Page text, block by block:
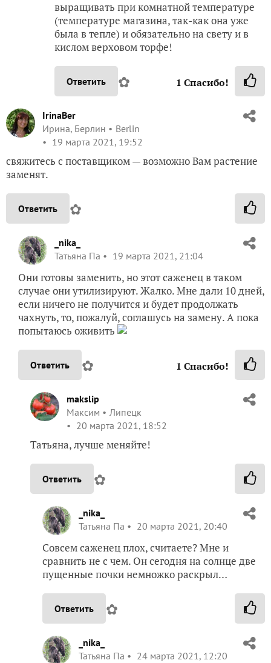
выращивать при комнатной температуре
(температуре магазина, так-как она уже
была в тепле) и обязательно на свету и в
кислом верховом торфе!
Ответить ✿ 1 Спасибо!
IrinaBer
Ирина, Берлин
Berlin
19 марта 2021, 19:52
свяжитесь с поставщиком — возможно Вам растение
заменят.
Ответить ✿
_nika_
Татьяна Па
19 марта 2021, 21:04
Они готовы заменить, но этот саженец в таком
случае они утилизируют. Жалко. Мне дали 10 дней,
если ничего не получится и будет продолжать
чахнуть, то, пожалуй, соглашусь на замену. А пока
попытаюсь оживить
Ответить ✿ 1 Спасибо!
makslip
Максим
Липецк
20 марта 2021, 18:52
Татьяна, лучше меняйте!
Ответить ✿
_nika_
Татьяна Па
20 марта 2021, 20:40
Совсем саженец плох, считаете? Мне и
сравнить не с чем. Он сегодня на солнце две
пущенные почки немножко раскрыл…
Ответить ✿
_nika_
Татьяна Па
24 марта 2021, 12:20